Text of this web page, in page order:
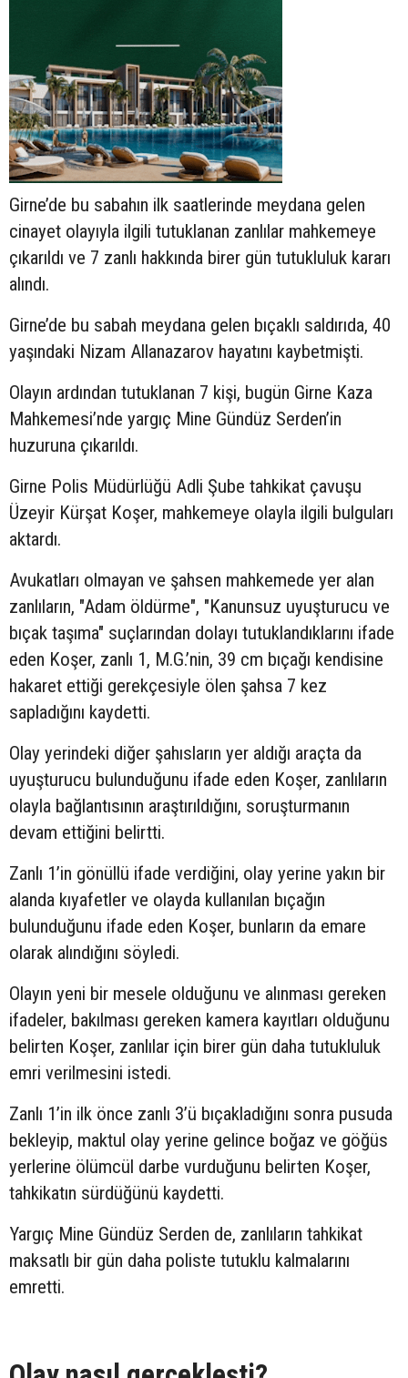
Girne’de bu sabahın ilk saatlerinde meydana gelen
cinayet olayıyla ilgili tutuklanan zanlılar mahkemeye
çıkarıldı ve 7 zanlı hakkında birer gün tutukluluk kararı
alındı.
Girne’de bu sabah meydana gelen bıçaklı saldırıda, 40
yaşındaki Nizam Allanazarov hayatını kaybetmişti.
Olayın ardından tutuklanan 7 kişi, bugün Girne Kaza
Mahkemesi’nde yargıç Mine Gündüz Serden’in
huzuruna çıkarıldı.
Girne Polis Müdürlüğü Adli Şube tahkikat çavuşu
Üzeyir Kürşat Koşer, mahkemeye olayla ilgili bulguları
aktardı.
Avukatları olmayan ve şahsen mahkemede yer alan
zanlıların, "Adam öldürme", "Kanunsuz uyuşturucu ve
bıçak taşıma" suçlarından dolayı tutuklandıklarını ifade
eden Koşer, zanlı 1, M.G.’nin, 39 cm bıçağı kendisine
hakaret ettiği gerekçesiyle ölen şahsa 7 kez
sapladığını kaydetti.
Olay yerindeki diğer şahısların yer aldığı araçta da
uyuşturucu bulunduğunu ifade eden Koşer, zanlıların
olayla bağlantısının araştırıldığını, soruşturmanın
devam ettiğini belirtti.
Zanlı 1’in gönüllü ifade verdiğini, olay yerine yakın bir
alanda kıyafetler ve olayda kullanılan bıçağın
bulunduğunu ifade eden Koşer, bunların da emare
olarak alındığını söyledi.
Olayın yeni bir mesele olduğunu ve alınması gereken
ifadeler, bakılması gereken kamera kayıtları olduğunu
belirten Koşer, zanlılar için birer gün daha tutukluluk
emri verilmesini istedi.
Zanlı 1’in ilk önce zanlı 3’ü bıçakladığını sonra pusuda
bekleyip, maktul olay yerine gelince boğaz ve göğüs
yerlerine ölümcül darbe vurduğunu belirten Koşer,
tahkikatın sürdüğünü kaydetti.
Yargıç Mine Gündüz Serden de, zanlıların tahkikat
maksatlı bir gün daha poliste tutuklu kalmalarını
emretti.